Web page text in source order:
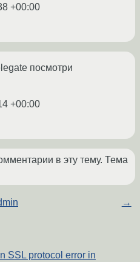
+00:00
посмотри
+00:00
в эту тему. Тема
→
SSL protocol error in